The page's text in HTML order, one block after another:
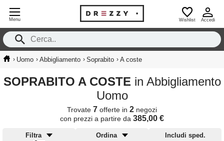
Menu Wishlist Accedi
› Uomo › Abbigliamento › Soprabito › A coste
SOPRABITO A COSTE in Abbigliamento
Uomo
Trovate 7 offerte in 2 negozi
con prezzi a partire da 385,00 €
Filtra
Ordina
Includi sped.